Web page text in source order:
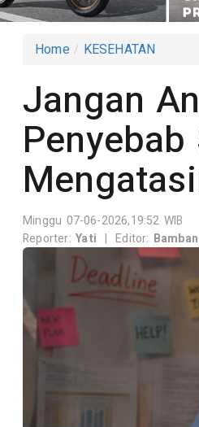
Home KESEHATAN
Jangan
Minggu 07-06-2026,19:52 WIB
Reporter:Yati | Editor: